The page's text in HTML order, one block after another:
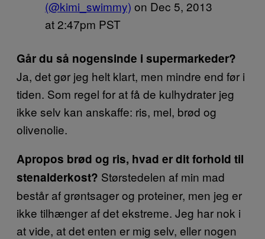
(@kimi_swimmy) on Dec 5, 2013
at 2:47pm PST
Går du så nogensinde i supermarkeder?
Ja, det gør jeg helt klart, men mindre end før i
tiden. Som regel for at få de kulhydrater jeg
ikke selv kan anskaffe: ris, mel, brød og
olivenolie.
Apropos brød og ris, hvad er dit forhold til
stenalderkost? Størstedelen af min mad
består af grøntsager og proteiner, men jeg er
ikke tilhænger af det ekstreme. Jeg har nok i
at vide, at det enten er mig selv, eller nogen